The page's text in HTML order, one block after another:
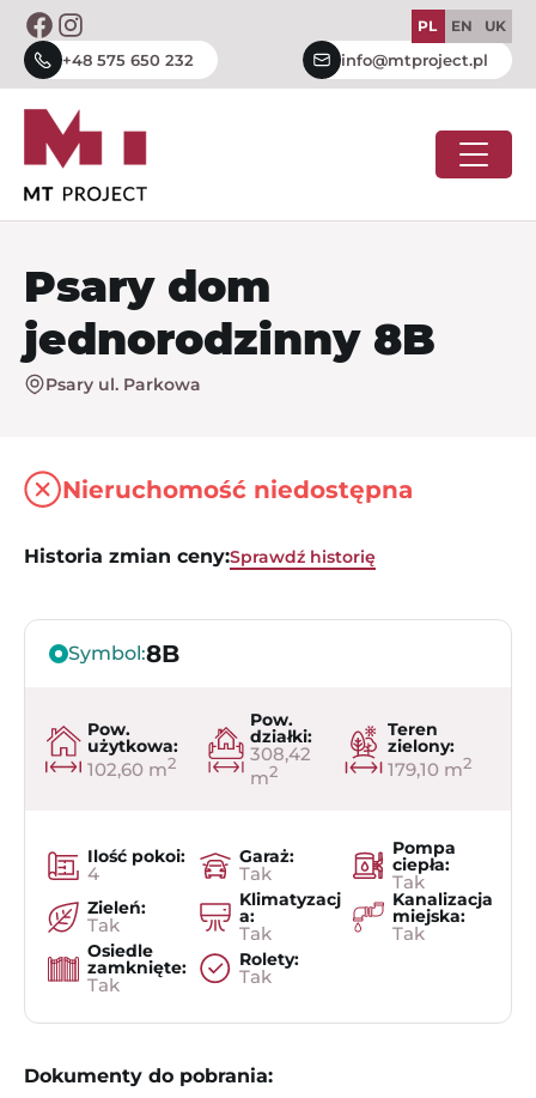
Skip
content+48 575 650 232 info@mtproject.pl
PL EN UK
Psary dom
jednorodzinny 8B
Psary ul. Parkowa
Nieruchomość niedostępna
Historia zmian ceny:Sprawdź historię
Symbol:8B
Pow.
użytkowa:
102,60 m2
Pow.
działki:
308,42
m2
Teren
zielony:
179,10 m2
Ilość pokoi:
4
Garaż:
Tak
Pompa
ciepła:
Tak
Zieleń:
Tak
Klimatyzacj
a:
Tak
Kanalizacja
miejska:
Tak
Osiedle
zamknięte:
Tak
Rolety:
Tak
Dokumenty do pobrania: